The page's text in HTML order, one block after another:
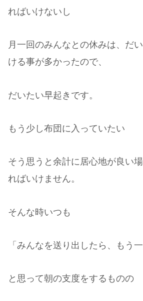
ればいけないし
月一回のみんなとの休みは、だ
ける事が多かったので、
だいたい早起きです。
もう少し布団に入っていたい
そう思うと余計に居心地が良い
ればいけません。
そんな時いつも
「みんなを送り出したら、もう
と思って朝の支度をするものの